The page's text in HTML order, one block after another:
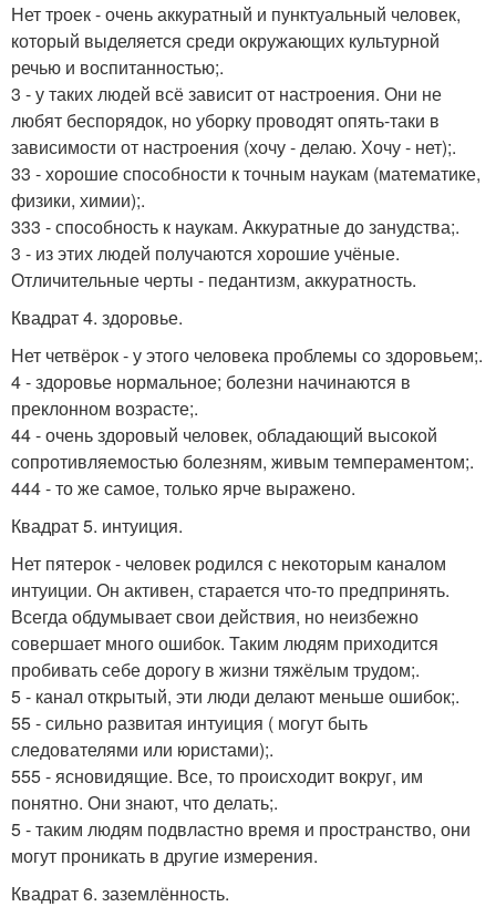
Нет троек - очень аккуратный и пунктуальный человек,
который выделяется среди окружающих культурной
речью и воспитанностью;.
3 - у таких людей всё зависит от настроения. Они не
любят беспорядок, но уборку проводят опять-таки в
зависимости от настроения (хочу - делаю. Хочу - нет);.
33 - хорошие способности к точным наукам (математике,
физики, химии);.
333 - способность к наукам. Аккуратные до занудства;.
3 - из этих людей получаются хорошие учёные.
Отличительные черты - педантизм, аккуратность.
Квадрат 4. здоровье.
Нет четвёрок - у этого человека проблемы со здоровьем;.
4 - здоровье нормальное; болезни начинаются в
преклонном возрасте;.
44 - очень здоровый человек, обладающий высокой
сопротивляемостью болезням, живым темпераментом;.
444 - то же самое, только ярче выражено.
Квадрат 5. интуиция.
Нет пятерок - человек родился с некоторым каналом
интуиции. Он активен, старается что-то предпринять.
Всегда обдумывает свои действия, но неизбежно
совершает много ошибок. Таким людям приходится
пробивать себе дорогу в жизни тяжёлым трудом;.
5 - канал открытый, эти люди делают меньше ошибок;.
55 - сильно развитая интуиция ( могут быть
следователями или юристами);.
555 - ясновидящие. Все, то происходит вокруг, им
понятно. Они знают, что делать;.
5 - таким людям подвластно время и пространство, они
могут проникать в другие измерения.
Квадрат 6. заземлённость.